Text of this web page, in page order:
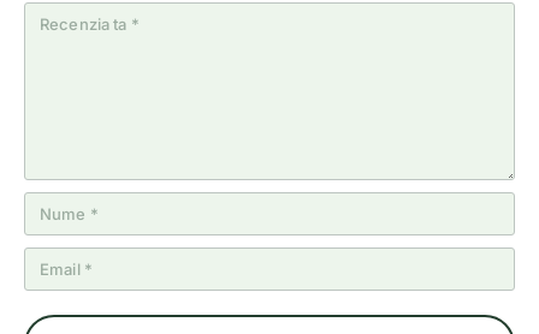
n 5
st
el
5
st
el
5
st
el
5
st
el